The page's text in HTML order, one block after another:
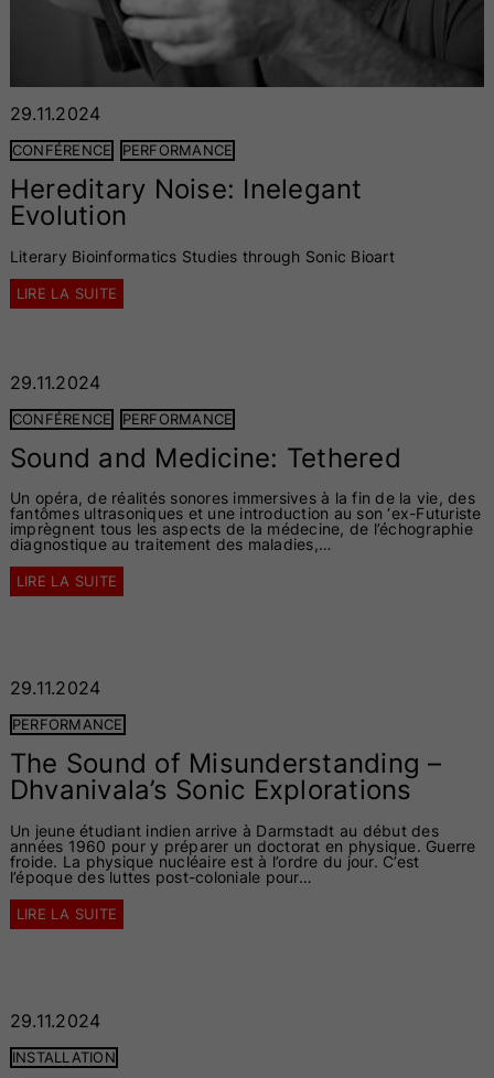
29.11.2024
CONFÉRENCE PERFORMANCE
Hereditary Noise: Inelegant
Evolution
Literary Bioinformatics Studies through Sonic Bioart
LIRE LA SUITE
29.11.2024
CONFÉRENCE PERFORMANCE
Sound and Medicine: Tethered
Un opéra, de réalités sonores immersives à la fin de la vie, des
fantômes ultrasoniques et une introduction au son ‘ex-Futuriste
imprègnent tous les aspects de la médecine, de l’échographie
diagnostique au traitement des maladies,…
LIRE LA SUITE
29.11.2024
PERFORMANCE
The Sound of Misunderstanding –
Dhvanivala’s Sonic Explorations
Un jeune étudiant indien arrive à Darmstadt au début des
années 1960 pour y préparer un doctorat en physique. Guerre
froide. La physique nucléaire est à l’ordre du jour. C’est
l’époque des luttes post-coloniale pour…
LIRE LA SUITE
29.11.2024
INSTALLATION